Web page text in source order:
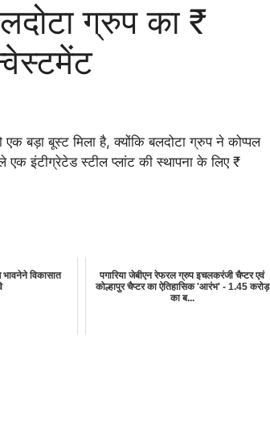
ग्रुप का ₹
बड़ा बूस्ट मिला है, क्योंकि बलदोटा ग्रुप ने कोप्पल
एक इंटीग्रेटेड स्टील प्लांट की स्थापना के लिए ₹
भावनेने विकासात
पगारिया जेबीएन रेफरल ग्रुप इचलकरंजी चैप्टर एवं
कोल्हापुर चैप्टर का ऐतिहासिक 'आरंभ' - 1.45 करोड़
का ब...